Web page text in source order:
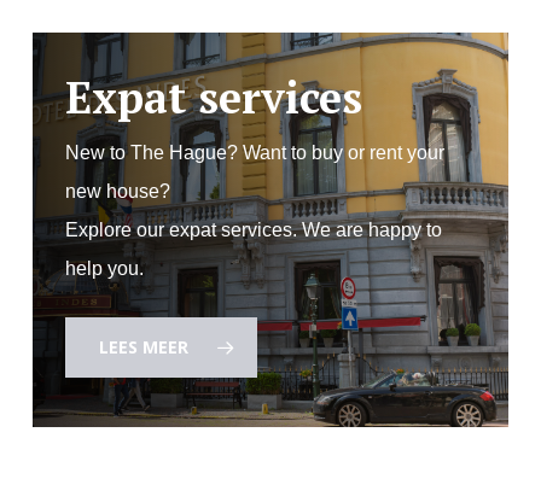
Expat services
New to The Hague? Want to buy or rent your
new house?
Explore our expat services. We are happy to
help you.
LEES MEER